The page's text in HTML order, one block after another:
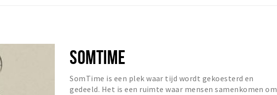
SOMTIME
SomTime is een plek waar tijd wordt gekoesterd en
gedeeld. Het is een ruimte waar mensen samenkomen om